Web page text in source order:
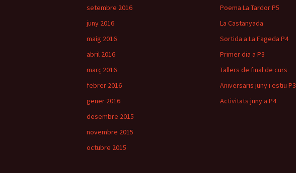
setembre 2016
juny 2016
maig 2016
abril 2016
març 2016
febrer 2016
gener 2016
desembre 2015
novembre 2015
octubre 2015
Poema La Tardor P5
La Castanyada
Sortida a La Fageda P4
Primer dia a P3
Tallers de final de curs
Aniversaris juny i estiu P3
Activitats juny a P4